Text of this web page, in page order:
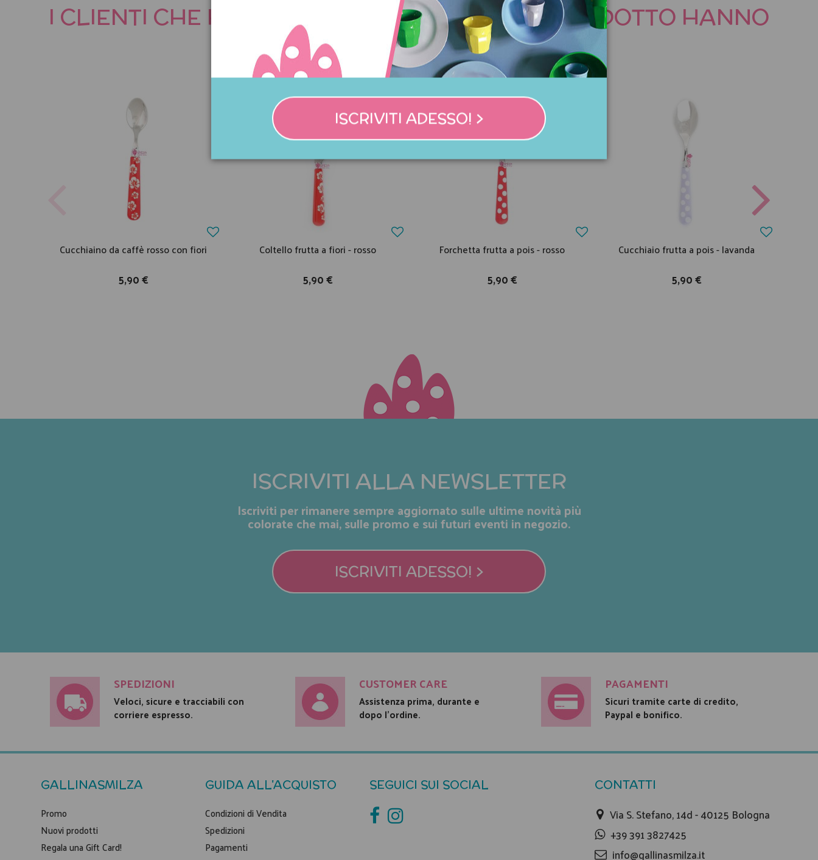
I CLIENTI CHE HANNO ACQUISTATO QUESTO PRODOTTO HANNO
COMPRATO ANCHE:
Cucchiaino da caffè rosso con fiori
5,90 €
Coltello frutta a fiori - rosso
5,90 €
Forchetta frutta a pois - rosso
5,90 €
Cucchiaio frutta a pois - lavanda
5,90 €
ISCRIVITI ALLA NEWSLETTER
Iscriviti per rimanere sempre aggiornato sulle ultime novità più
colorate che mai, sulle promo e sui futuri eventi in negozio.
ISCRIVITI ADESSO! >
SPEDIZIONI
Veloci, sicure e tracciabili con
corriere espresso.
CUSTOMER CARE
Assistenza prima, durante e
dopo l'ordine.
PAGAMENTI
Sicuri tramite carte di credito,
Paypal e bonifico.
GALLINASMILZA
Promo
Nuovi prodotti
Regala una Gift Card!
GUIDA ALL'ACQUISTO
Condizioni di Vendita
Spedizioni
Pagamenti
SEGUICI SUI SOCIAL CONTATTI
Via S. Stefano, 14d - 40125 Bologna
+39 391 3827425
info@gallinasmilza.it
ISCRIVITI ADESSO! >